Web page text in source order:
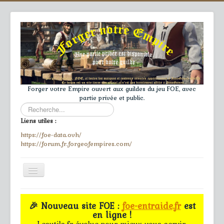
Forger votre Empire ouvert aux guildes du jeu FOE, avec
partie privée et public.
Rechercher
Liens utiles :
https://foe-data.ovh/
https://forum.fr.forgeofempires.com/
Toggle
Navigation
≡
Accueil
🎉 Nouveau site FOE :foe-entraide.frest
en ligne !